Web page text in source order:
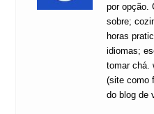
por opção.
sobre;
horas
idiomas;
tomar chá.
(site como
do blog de